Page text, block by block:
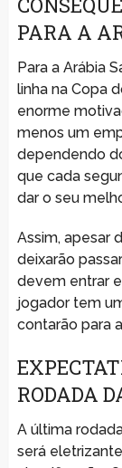
PARA A
Para a Arábia
linha na Copa
enorme
menos um
dependendo
que cada
dar o seu
Assim, apesar
deixarão
devem entrar
jogador tem
contarão para
RODADA
A última
será